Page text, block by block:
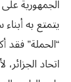
الجمهورية
يتمتع به
“الحملة”
اتحاد